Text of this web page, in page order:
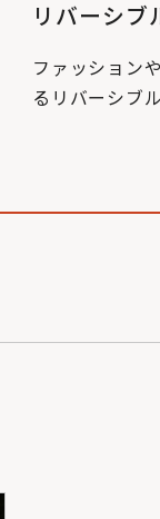
リバーシブ
ファッション
るリバーシブ